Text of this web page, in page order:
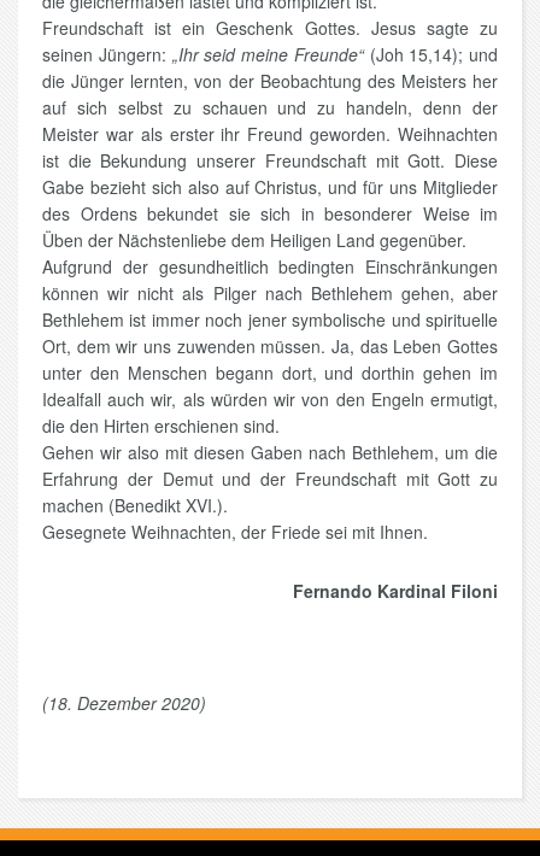
Freundschaft ist ein Geschenk Gottes. Jesus sagte zu
seinen Jüngern: „Ihr seid meine Freunde“(Joh 15,14); und
die Jünger lernten, von der Beobachtung des Meisters her
auf sich selbst zu schauen und zu handeln, denn der
Meister war als erster ihr Freund geworden. Weihnachten
ist die Bekundung unserer Freundschaft mit Gott. Diese
Gabe bezieht sich also auf Christus, und für uns Mitglieder
des Ordens bekundet sie sich in besonderer Weise im
Üben der Nächstenliebe dem Heiligen Land gegenüber.
Aufgrund der gesundheitlich bedingten Einschränkungen
können wir nicht als Pilger nach Bethlehem gehen, aber
Bethlehem ist immer noch jener symbolische und spirituelle
Ort, dem wir uns zuwenden müssen. Ja, das Leben Gottes
unter den Menschen begann dort, und dorthin gehen im
Idealfall auch wir, als würden wir von den Engeln ermutigt,
die den Hirten erschienen sind.
Gehen wir also mit diesen Gaben nach Bethlehem, um die
Erfahrung der Demut und der Freundschaft mit Gott zu
machen (Benedikt XVI.).
Gesegnete Weihnachten, der Friede sei mit Ihnen.
Fernando Kardinal Filoni
(18. Dezember 2020)